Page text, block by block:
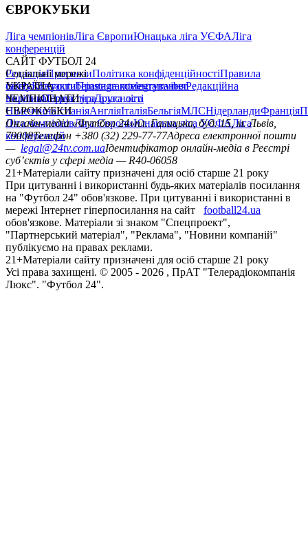
ЄВРОКУБКИ
Ліга чемпіонівЛіга ЄвропиЮнацька ліга УЄФАЛіга
конференцій
САЙТ ФУТБОЛ 24
РедакціяПрогнозиПолітика конфіденційностіПравила
сайтуКонтактиПравила коментуванняРедакційна
політикаСтруктура власності
Соціальні мережі
facebookxyoutubeinstagramtelegramviber
УКРАЇНА
УкраїнаПерша лігаДруга ліга
ЧЕМПІОНАТИ
НімеччинаІспаніяАнгліяІталіяБельгіяМЛСНідерландиФранція
ЄВРОКУБКИ
Ліга чемпіонівЛіга ЄвропиЮнацька ліга УЄФАЛіга
конференцій
Онлайн-медіа «Футбол 24»пл. Галицька, буд. 15, м. Львів,
79008Телефон +380 (32) 229-77-77Адреса електронної пошти
— legal@24tv.com.uaІдентифікатор онлайн-медіа в Реєстрі
суб’єктів у сфері медіа — R40-06058
21+Матеріали сайту призначені для осіб старше 21 року
При цитуванні і використанні будь-яких матеріалів посилання
на "Футбол 24" обов'язкове. При цитуванні і використанні в
мережі Інтернет гіперпосилання на сайт
football24.ua
обов'язкове. Матеріали зі знаком "Спецпроект",
"Партнерський матеріал", "Реклама", "Новини компаній"
публікуємо на правах реклами.
21+Матеріали сайту призначені для осіб старше 21 року
Усi права захищенi. © 2005 - 2026 , ПрАТ "Телерадіокомпанія
Люкс". "Футбол 24".